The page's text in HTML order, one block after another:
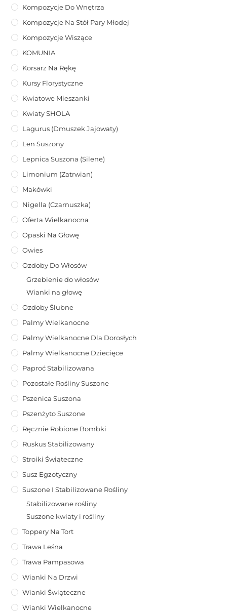
Kompozycje Do Wnętrza
Kompozycje Na Stół Pary Młodej
Kompozycje Wiszące
KOMUNIA
Korsarz Na Rękę
Kursy Florystyczne
Kwiatowe Mieszanki
Kwiaty SHOLA
Lagurus (dmuszek Jajowaty)
Len Suszony
Lepnica Suszona (Silene)
Limonium (zatrwian)
Makówki
Nigella (Czarnuszka)
Oferta Wielkanocna
Opaski Na Głowę
Owies
Ozdoby Do Włosów
Grzebienie do włosów
Wianki na głowę
Ozdoby Ślubne
Palmy Wielkanocne
Palmy Wielkanocne Dla Dorosłych
Palmy Wielkanocne Dziecięce
Paproć Stabilizowana
Pozostałe Rośliny Suszone
Pszenica Suszona
Pszenżyto Suszone
Ręcznie Robione Bombki
Ruskus Stabilizowany
Stroiki Świąteczne
Susz Egzotyczny
Suszone I Stabilizowane Rośliny
Stabilizowane rośliny
Suszone kwiaty i rośliny
Toppery Na Tort
Trawa Leśna
Trawa Pampasowa
Wianki Na Drzwi
Wianki Świąteczne
Wianki Wielkanocne